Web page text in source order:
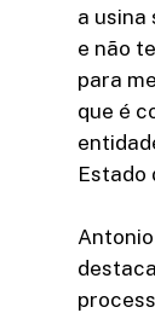
a usina
e não
para
que é
Estado